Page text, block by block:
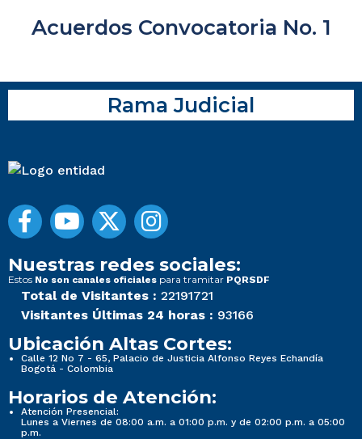
Acuerdos Convocatoria No. 1
Rama Judicial
Nuestras redes sociales:
Estos No son canales oficiales para tramitar PQRSDF
Total de Visitantes : 22191721
Visitantes Últimas 24 horas : 93166
Ubicación Altas Cortes:
Calle 12 No 7 - 65, Palacio de Justicia Alfonso Reyes Echandía
Bogotá - Colombia
Horarios de Atención:
Atención Presencial:
Lunes a Viernes de 08:00 a.m. a 01:00 p.m. y de 02:00 p.m. a 05:00
p.m.